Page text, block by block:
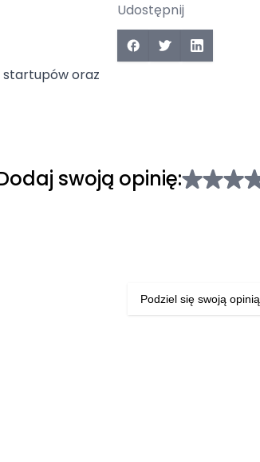
oraz
Udostępnij
swoją opinię:
Podziel się swoją opinią